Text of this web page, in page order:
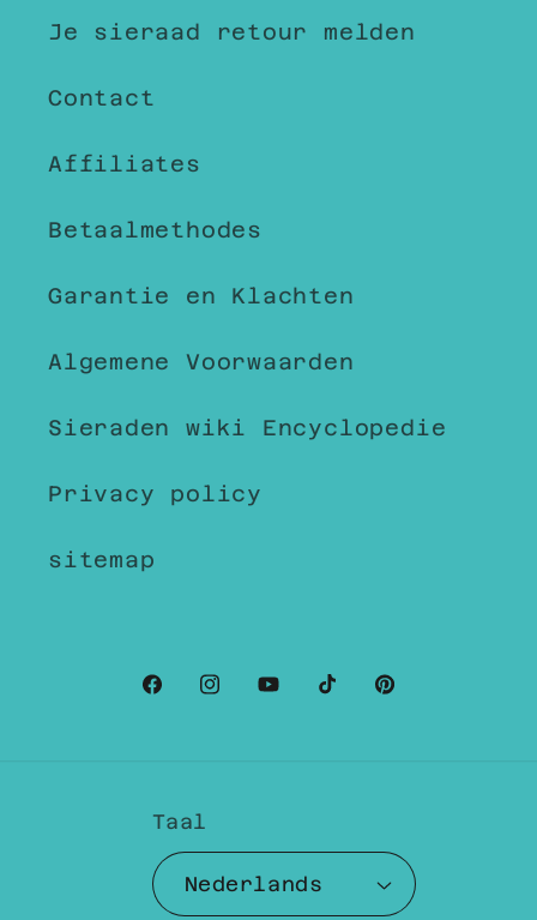
Je sieraad retour melden
Contact
Affiliates
Betaalmethodes
Garantie en Klachten
Algemene Voorwaarden
Sieraden wiki Encyclopedie
Privacy policy
sitemap
Facebook
Instagram
YouTubeTikTokPinterest
Taal
Nederlands